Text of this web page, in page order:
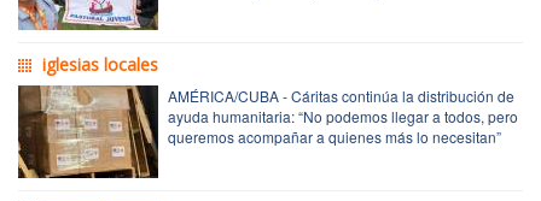
iglesias locales
AMÉRICA/CUBA - Cáritas continúa la distribución de
ayuda humanitaria: “No podemos llegar a todos, pero
queremos acompañar a quienes más lo necesitan”